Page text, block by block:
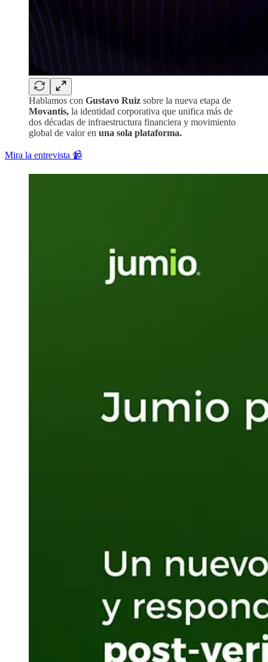
Hablamos con Gustavo Ruiz sobre la nueva etapa de
Movantis, la identidad corporativa que unifica más de
dos décadas de infraestructura financiera y movimiento
global de valor en una sola plataforma.
Mira la entrevista 📹